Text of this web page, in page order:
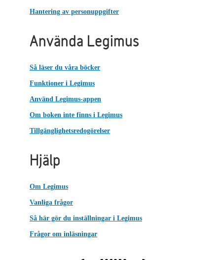
Hantering av personuppgifter
Använda Legimus
Så läser du våra böcker
Funktioner i Legimus
Använd Legimus-appen
Om boken inte finns i Legimus
Tillgänglighetsredogörelser
Hjälp
Om Legimus
Vanliga frågor
Så här gör du inställningar i Legimus
Frågor om inläsningar